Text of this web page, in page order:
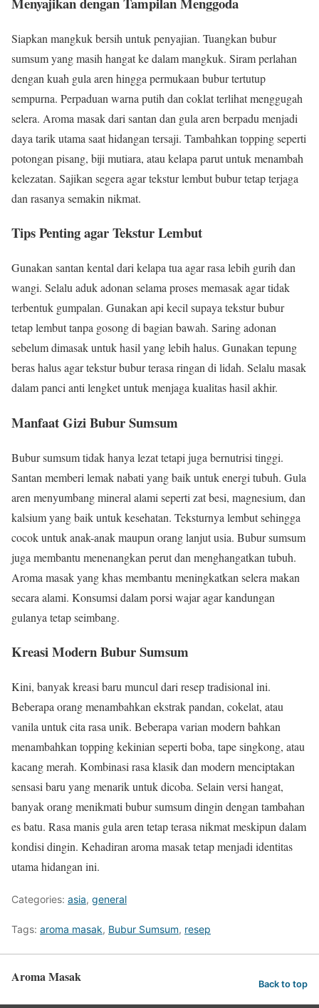
Siapkan mangkuk bersih untuk penyajian. Tuangkan bubur
sumsum yang masih hangat ke dalam mangkuk. Siram perlahan
dengan kuah gula aren hingga permukaan bubur tertutup
sempurna. Perpaduan warna putih dan coklat terlihat menggugah
selera. Aroma masak dari santan dan gula aren berpadu menjadi
daya tarik utama saat hidangan tersaji. Tambahkan topping seperti
potongan pisang, biji mutiara, atau kelapa parut untuk menambah
kelezatan. Sajikan segera agar tekstur lembut bubur tetap terjaga
dan rasanya semakin nikmat.
Tips Penting agar Tekstur Lembut
Gunakan santan kental dari kelapa tua agar rasa lebih gurih dan
wangi. Selalu aduk adonan selama proses memasak agar tidak
terbentuk gumpalan. Gunakan api kecil supaya tekstur bubur
tetap lembut tanpa gosong di bagian bawah. Saring adonan
sebelum dimasak untuk hasil yang lebih halus. Gunakan tepung
beras halus agar tekstur bubur terasa ringan di lidah. Selalu masak
dalam panci anti lengket untuk menjaga kualitas hasil akhir.
Manfaat Gizi Bubur Sumsum
Bubur sumsum tidak hanya lezat tetapi juga bernutrisi tinggi.
Santan memberi lemak nabati yang baik untuk energi tubuh. Gula
aren menyumbang mineral alami seperti zat besi, magnesium, dan
kalsium yang baik untuk kesehatan. Teksturnya lembut sehingga
cocok untuk anak-anak maupun orang lanjut usia. Bubur sumsum
juga membantu menenangkan perut dan menghangatkan tubuh.
Aroma masak yang khas membantu meningkatkan selera makan
secara alami. Konsumsi dalam porsi wajar agar kandungan
gulanya tetap seimbang.
Kreasi Modern Bubur Sumsum
Kini, banyak kreasi baru muncul dari resep tradisional ini.
Beberapa orang menambahkan ekstrak pandan, cokelat, atau
vanila untuk cita rasa unik. Beberapa varian modern bahkan
menambahkan topping kekinian seperti boba, tape singkong, atau
kacang merah. Kombinasi rasa klasik dan modern menciptakan
sensasi baru yang menarik untuk dicoba. Selain versi hangat,
banyak orang menikmati bubur sumsum dingin dengan tambahan
es batu. Rasa manis gula aren tetap terasa nikmat meskipun dalam
kondisi dingin. Kehadiran aroma masak tetap menjadi identitas
utama hidangan ini.
Categories: asia, general
Tags: aroma masak, Bubur Sumsum, resep
Aroma Masak Back to top